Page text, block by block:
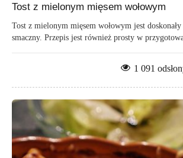
Tost z mielonym mięsem wołowym
Tost z mielonym mięsem wołowym jest
smaczny. Przepis jest również prosty w
1 091